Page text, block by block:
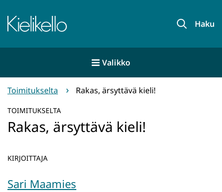
sisältöön
Etusivu Haku
Valikko
Toimitukselta Rakas, ärsyttävä kieli!
TOIMITUKSELTA
Rakas, ärsyttävä kieli!
KIRJOITTAJA
Sari Maamies